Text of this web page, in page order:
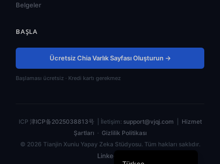
Belgeler
BAŞLA
Ücretsiz Chia Varlık Sayfası Oluşturun →
Başlaması ücretsiz · Kredi kartı gerekmez
ICP 津ICP备2025038813号| İletişim: support@vjqj.com
Hizmet
Şartları · Gizlilik Politikası
© 2026 Tianjin Xuniu Yapay Zeka Stüdyosu. Tüm hakları saklıdır.
LinkedIn
English
한국어
العربية